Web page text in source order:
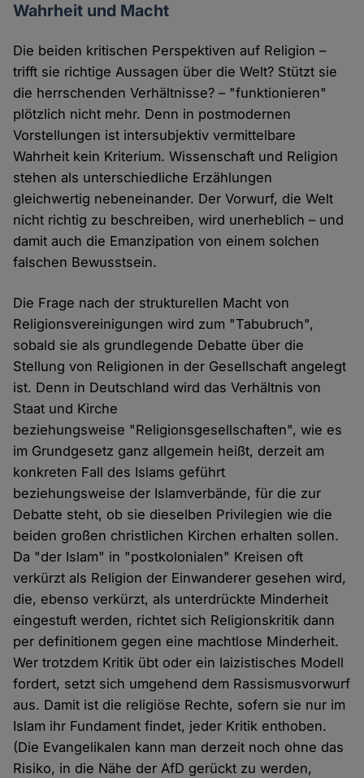
Wahrheit und Macht
Die beiden kritischen Perspektiven auf Religion –
trifft sie richtige Aussagen über die Welt? Stützt sie
die herrschenden Verhältnisse? – "funktionieren"
plötzlich nicht mehr. Denn in postmodernen
Vorstellungen ist intersubjektiv vermittelbare
Wahrheit kein Kriterium. Wissenschaft und Religion
stehen als unterschiedliche Erzählungen
gleichwertig nebeneinander. Der Vorwurf, die Welt
nicht richtig zu beschreiben, wird unerheblich – und
damit auch die Emanzipation von einem solchen
falschen Bewusstsein.
Die Frage nach der strukturellen Macht von
Religionsvereinigungen wird zum "Tabubruch",
sobald sie als grundlegende Debatte über die
Stellung von Religionen in der Gesellschaft angelegt
ist. Denn in Deutschland wird das Verhältnis von
Staat und Kirche
beziehungsweise "Religionsgesellschaften", wie es
im Grundgesetz ganz allgemein heißt, derzeit am
konkreten Fall des Islams geführt
beziehungsweise der Islamverbände, für die zur
Debatte steht, ob sie dieselben Privilegien wie die
beiden großen christlichen Kirchen erhalten sollen.
Da "der Islam" in "postkolonialen" Kreisen oft
verkürzt als Religion der Einwanderer gesehen wird,
die, ebenso verkürzt, als unterdrückte Minderheit
eingestuft werden, richtet sich Religionskritik dann
per definitionem gegen eine machtlose Minderheit.
Wer trotzdem Kritik übt oder ein laizistisches Modell
fordert, setzt sich umgehend dem Rassismusvorwurf
aus. Damit ist die religiöse Rechte, sofern sie nur im
Islam ihr Fundament findet, jeder Kritik enthoben.
(Die Evangelikalen kann man derzeit noch ohne das
Risiko, in die Nähe der AfD gerückt zu werden,